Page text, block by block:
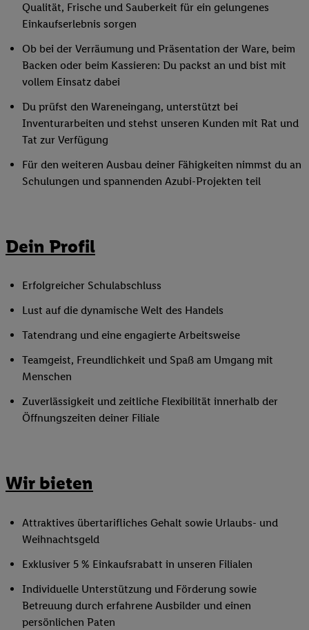
Qualität, Frische und Sauberkeit für ein gelungenes
Einkaufserlebnis sorgen
Ob bei der Verräumung und Präsentation der Ware, beim
Backen oder beim Kassieren: Du packst an und bist mit
vollem Einsatz dabei
Du prüfst den Wareneingang, unterstützt bei
Inventurarbeiten und stehst unseren Kunden mit Rat und
Tat zur Verfügung
Für den weiteren Ausbau deiner Fähigkeiten nimmst du an
Schulungen und spannenden Azubi-Projekten teil
Dein Profil
Erfolgreicher Schulabschluss
Lust auf die dynamische Welt des Handels
Tatendrang und eine engagierte Arbeitsweise
Teamgeist, Freundlichkeit und Spaß am Umgang mit
Menschen
Zuverlässigkeit und zeitliche Flexibilität innerhalb der
Öffnungszeiten deiner Filiale
Wir bieten
Attraktives übertarifliches Gehalt sowie Urlaubs- und
Weihnachtsgeld
Exklusiver 5 % Einkaufsrabatt in unseren Filialen
Individuelle Unterstützung und Förderung sowie
Betreuung durch erfahrene Ausbilder und einen
persönlichen Paten